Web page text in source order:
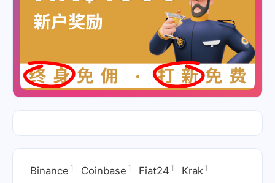
Binance 1 Coinbase 1 Fiat24 1 Krak 1